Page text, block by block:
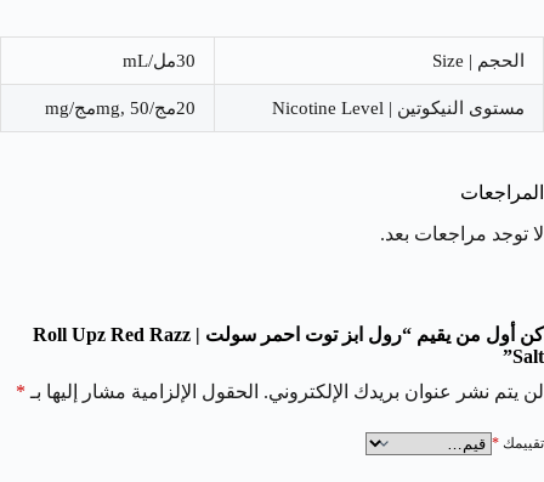
الحجم | Size 30مل/mL
مستوى النيكوتين | Nicotine Level 20مج/mg, 50مج/mg
المراجعات
لا توجد مراجعات بعد.
كن أول من يقيم “رول ابز توت احمر سولت | Roll Upz Red Razz
Salt”
لن يتم نشر عنوان بريدك الإلكتروني. الحقول الإلزامية مشار إليها بـ *
تقييمك *